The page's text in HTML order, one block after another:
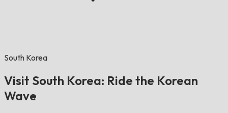
South Korea
Visit South Korea: Ride the Korean
Wave